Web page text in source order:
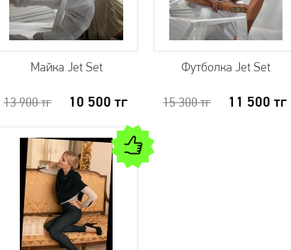
Майка Jet Set
13 900тг 10 500 тг
Футболка Jet Set
15 300тг 11 500 тг